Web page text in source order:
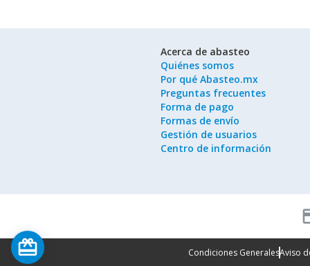
Acerca de abasteo
Quiénes somos
Por qué Abasteo.mx
Preguntas frecuentes
Forma de pago
Formas de envío
Gestión de usuarios
Centro de información
Condiciones GeneralesAviso
card_giftcard